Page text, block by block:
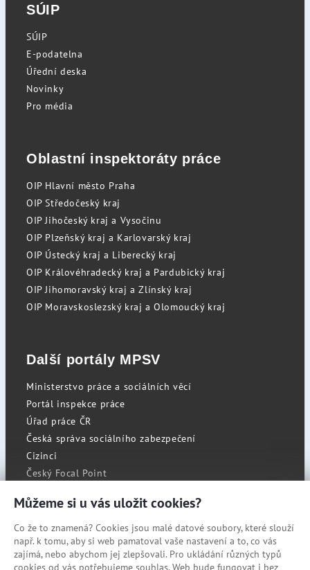
SÚIP
SÚIP
E-podatelna
Úřední deska
Novinky
Pro média
Oblastní inspektoráty práce
OIP Hlavní město Praha
OIP Středočeský kraj
OIP Jihočeský kraj a Vysočinu
OIP Plzeňský kraj a Karlovarský kraj
OIP Ústecký kraj a Liberecký kraj
OIP Královéhradecký kraj a Pardubický kraj
OIP Jihomoravský kraj a Zlínský kraj
OIP Moravskoslezský kraj a Olomoucký kraj
Další portály MPSV
Ministerstvo práce a sociálních věcí
Portál inspekce práce
Úřad práce ČR
Česká správa sociálního zabezpečení
Cizinci
Český Focal Point
RSS
Cookies
Můžeme si u vás uložit cookies?
Co že to znamená? Cookies jsou malé datové soubory, které slouží
např. k tomu, aby si web pamatoval vaše nastavení a to, co vás
zajímá, nebo abychom jej zlepšovali. Pro ukládání různých typů
cookies od vás potřebujeme souhlas. Web bude fungovat i bez